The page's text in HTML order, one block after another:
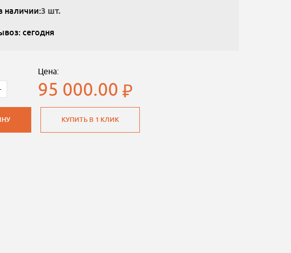
наличии:3 шт.
сегодня
Цена:
95 000.00
КУПИТЬ В 1 КЛИК